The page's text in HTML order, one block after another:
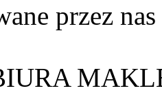
przez